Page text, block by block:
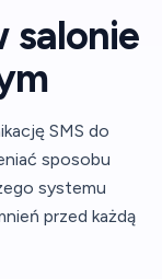
salonie
SMS do
sposobu
systemu
przed każdą